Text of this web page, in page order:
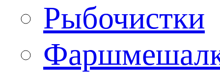
Рыбочистки